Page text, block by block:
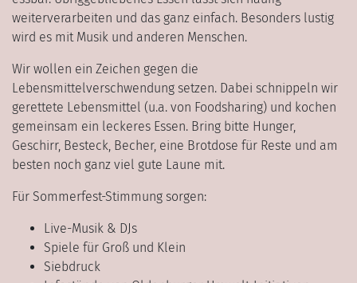
weiterverarbeiten und das ganz einfach. Besonders lustig
wird es mit Musik und anderen Menschen.
Wir wollen ein Zeichen gegen die
Lebensmittelverschwendung setzen. Dabei schnippeln wir
gerettete Lebensmittel (u.a. von Foodsharing) und kochen
gemeinsam ein leckeres Essen. Bring bitte Hunger,
Geschirr, Besteck, Becher, eine Brotdose für Reste und am
besten noch ganz viel gute Laune mit.
Für Sommerfest-Stimmung sorgen:
Live-Musik & DJs
Spiele für Groß und Klein
Siebdruck